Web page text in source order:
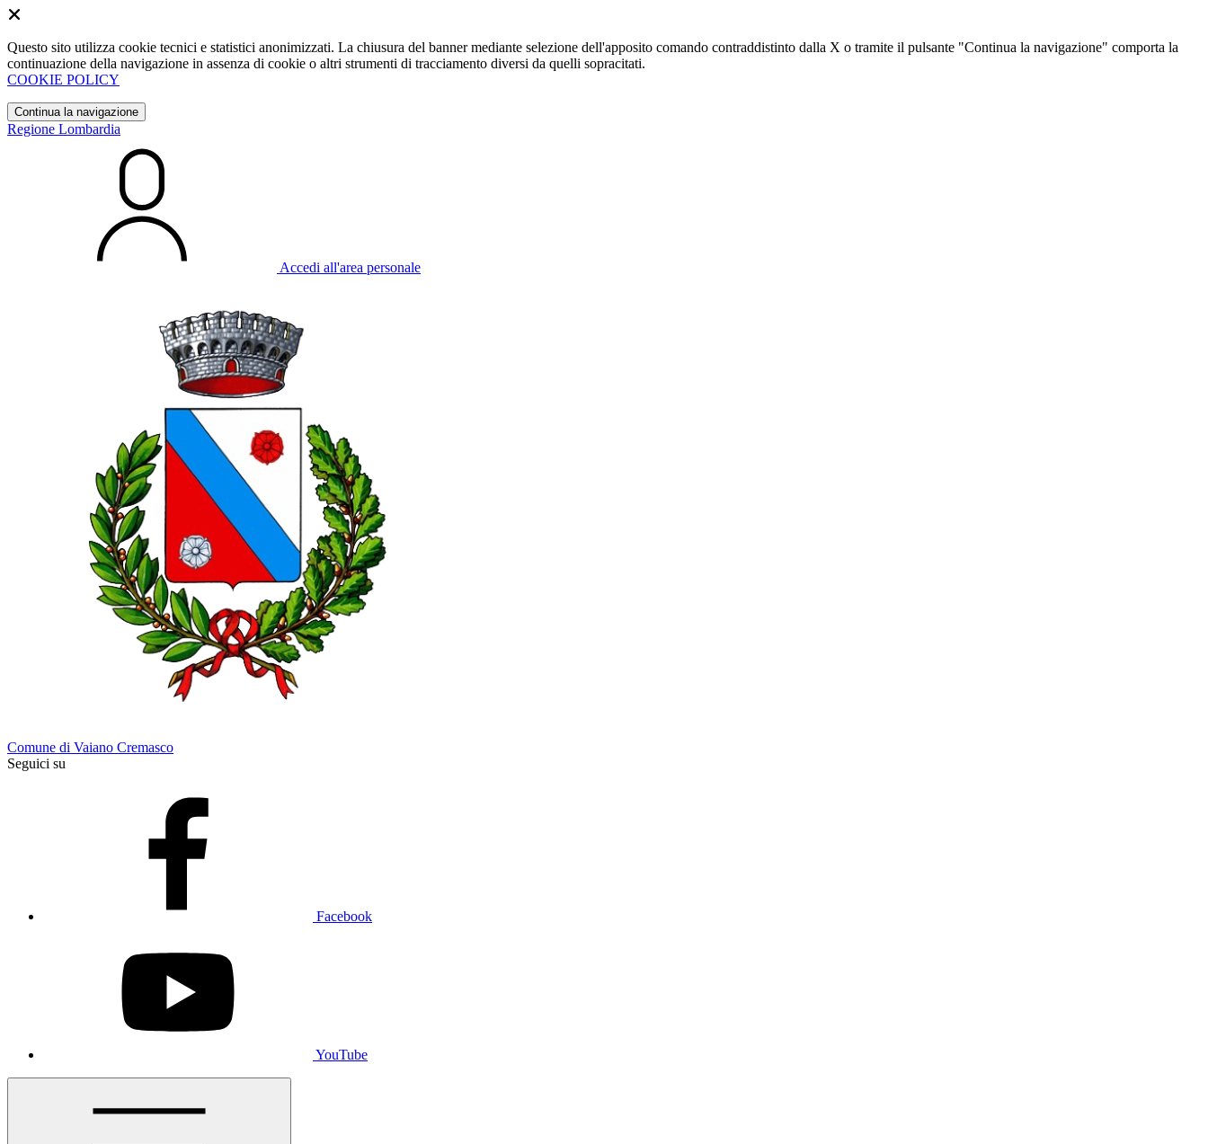
Questo sito utilizza cookie tecnici e statistici anonimizzati. La chiusura del banner mediante selezione dell'apposito comando contraddistinto dalla X o tramite il pulsante "Continua la navigazione" comporta la
continuazione della navigazione in assenza di cookie o altri strumenti di tracciamento diversi da quelli sopracitati.
COOKIE POLICY
Continua la navigazione
Regione Lombardia
Accedi all'area personale
Comune di Vaiano Cremasco
Seguici su
Facebook
YouTube